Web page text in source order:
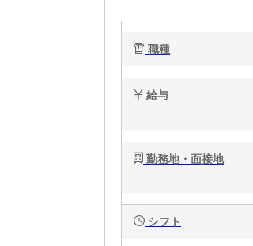
職種
給与
勤務地・面接地
シフト